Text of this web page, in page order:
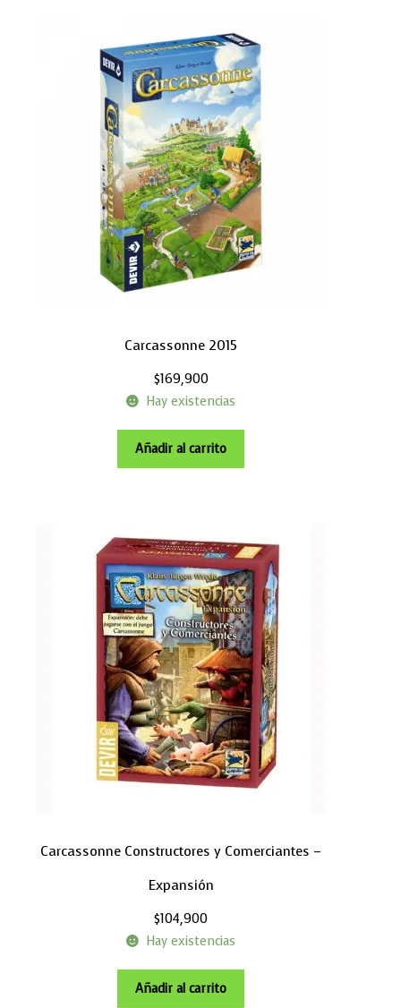
Carcassonne 2015
$169,900
Hay existencias
Añadir al carrito
Carcassonne Constructores y Comerciantes –
Expansión
$104,900
Hay existencias
Añadir al carrito